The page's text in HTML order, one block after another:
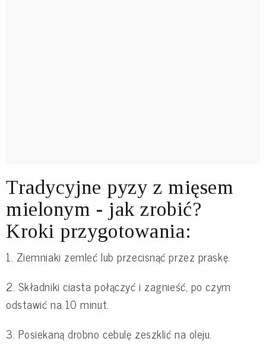
Tradycyjne pyzy z mięsem
mielonym - jak zrobić?
Kroki przygotowania:
1. Ziemniaki zemleć lub przecisnąć przez praskę.
2. Składniki ciasta połączyć i zagnieść, po czym
odstawić na 10 minut.
3. Posiekaną drobno cebulę zeszklić na oleju.